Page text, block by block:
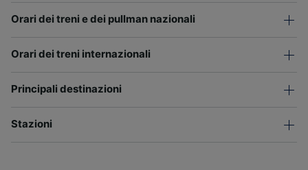
Orari dei treni e dei pullman nazionali
Orari dei treni internazionali
Principali destinazioni
Stazioni